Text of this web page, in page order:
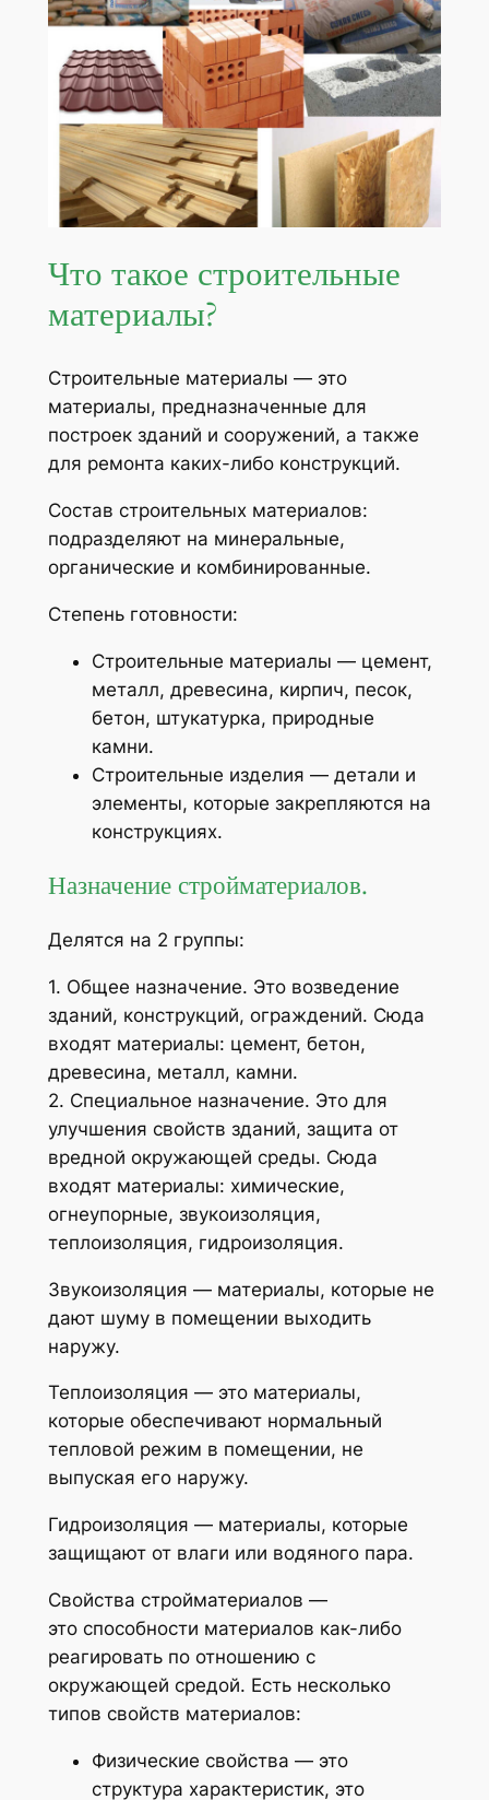
Что такое строительные
материалы?
Строительные материалы — это
материалы, предназначенные для
построек зданий и сооружений, а также
для ремонта каких-либо конструкций.
Состав строительных материалов:
подразделяют на минеральные,
органические и комбинированные.
Степень готовности:
Строительные материалы — цемент,
металл, древесина, кирпич, песок,
бетон, штукатурка, природные
камни.
Строительные изделия — детали и
элементы, которые закрепляются на
конструкциях.
Назначение стройматериалов.
Делятся на 2 группы:
1. Общее назначение. Это возведение
зданий, конструкций, ограждений. Сюда
входят материалы: цемент, бетон,
древесина, металл, камни.
2. Специальное назначение. Это для
улучшения свойств зданий, защита от
вредной окружающей среды. Сюда
входят материалы: химические,
огнеупорные, звукоизоляция,
теплоизоляция, гидроизоляция.
Звукоизоляция — материалы, которые не
дают шуму в помещении выходить
наружу.
Теплоизоляция — это материалы,
которые обеспечивают нормальный
тепловой режим в помещении, не
выпуская его наружу.
Гидроизоляция — материалы, которые
защищают от влаги или водяного пара.
Свойства стройматериалов —
это способности материалов как-либо
реагировать по отношению с
окружающей средой. Есть несколько
типов свойств материалов:
Физические свойства — это
структура характеристик, это